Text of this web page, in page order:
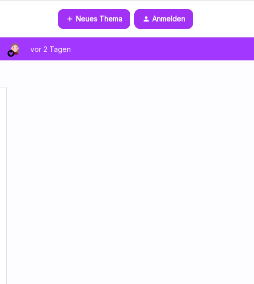
Neues Thema Anmelden
vor 2 Tagen